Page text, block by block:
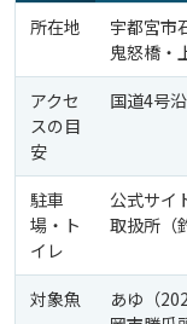
所在地
宇都宮市
鬼怒橋・
アクセ
スの目
安
国道4号
駐車
場・ト
イレ
公式サイ
取扱所（
対象魚
あゆ（